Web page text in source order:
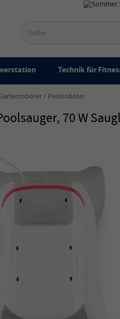
Technik für
Poolroboter
70 W